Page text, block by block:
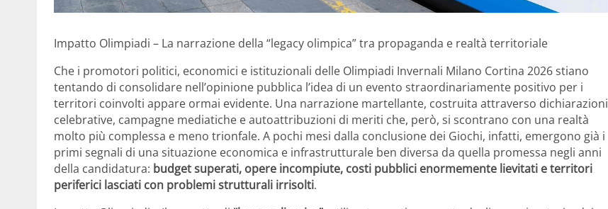
Impatto Olimpiadi – La narrazione della “legacy olimpica” tra propaganda e realtà territoriale
Che i promotori politici, economici e istituzionali delle Olimpiadi Invernali Milano Cortina 2026stiano
tentando di consolidare nell’opinione pubblica l’idea di un evento straordinariamente positivo per i
territori coinvolti appare ormai evidente. Una narrazione martellante, costruita attraverso dichiarazioni
celebrative, campagne mediatiche e autoattribuzioni di meriti che, però, si scontrano con una realtà
molto più complessa e meno trionfale. A pochi mesi dalla conclusione dei Giochi, infatti, emergono già i
primi segnali di una situazione economica e infrastrutturale ben diversa da quella promessa negli anni
della candidatura: budget superati, opere incompiute, costi pubblici enormemente lievitati e territori
periferici lasciati con problemi strutturali irrisolti.